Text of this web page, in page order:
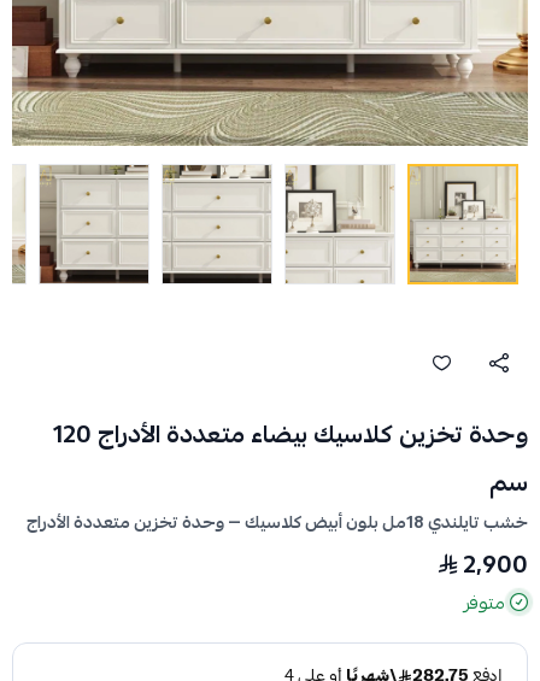
وحدة تخزين كلاسيك بيضاء متعددة الأدراج 120
سم
خشب تايلندي 18مل بلون أبيض كلاسيك — وحدة تخزين متعددة الأدراج
2,900
متوفر